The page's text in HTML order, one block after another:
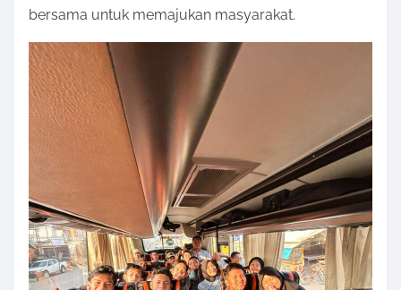
bersama untuk memajukan masyarakat.